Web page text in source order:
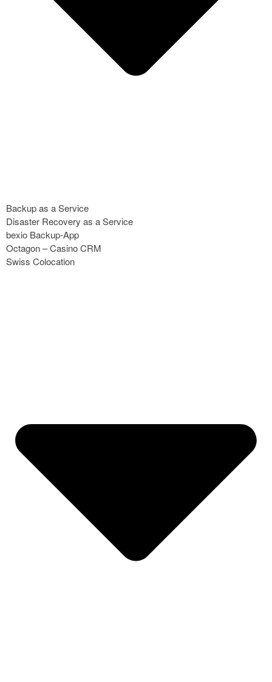
Backup as a Service
Disaster Recovery as a Service
bexio Backup-App
Octagon – Casino CRM
Swiss Colocation